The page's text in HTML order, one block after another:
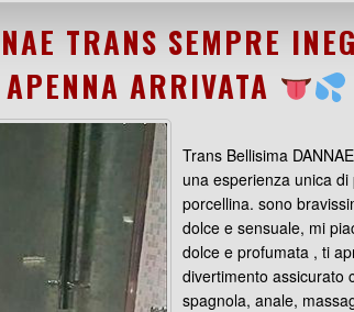
TRANS SEMPRE
ARRIVATA
Trans Bellisima
una esperienza unica
porcellina. sono
dolce e sensuale, mi
dolce e profumata , ti
divertimento assicurato
spagnola, anale,